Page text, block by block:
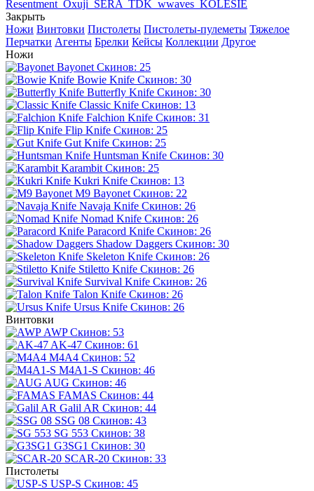
Resentment Oxuji SERA TDK wwaves KOLESIE
Закрыть
Ножи Винтовки Пистолеты Пистолеты-пулеметы Тяжелое
Перчатки Агенты Брелки Кейсы Коллекции Другое
Ножи
Bayonet Скинов: 25
Bowie Knife Скинов: 30
Butterfly Knife Скинов: 30
Classic Knife Скинов: 13
Falchion Knife Скинов: 31
Flip Knife Скинов: 25
Gut Knife Скинов: 25
Huntsman Knife Скинов: 30
Karambit Скинов: 25
Kukri Knife Скинов: 13
M9 Bayonet Скинов: 22
Navaja Knife Скинов: 26
Nomad Knife Скинов: 26
Paracord Knife Скинов: 26
Shadow Daggers Скинов: 30
Skeleton Knife Скинов: 26
Stiletto Knife Скинов: 26
Survival Knife Скинов: 26
Talon Knife Скинов: 26
Ursus Knife Скинов: 26
Винтовки
AWP Скинов: 53
AK-47 Скинов: 61
M4A4 Скинов: 52
M4A1-S Скинов: 46
AUG Скинов: 46
FAMAS Скинов: 44
Galil AR Скинов: 44
SSG 08 Скинов: 43
SG 553 Скинов: 38
G3SG1 Скинов: 30
SCAR-20 Скинов: 33
Пистолеты
USP-S Скинов: 45